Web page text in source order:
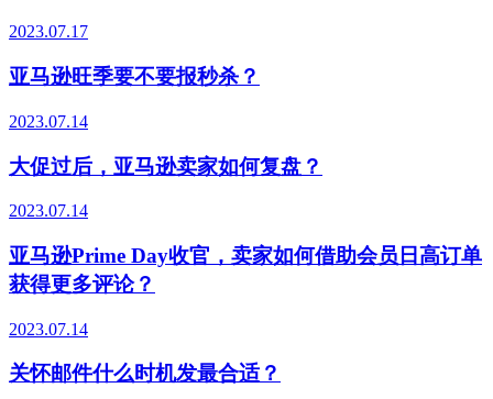
2023.07.17
亚马逊旺季要不要报秒杀？
2023.07.14
大促过后，亚马逊卖家如何复盘？
2023.07.14
亚马逊Prime Day收官，卖家如何借助会员日高订单
获得更多评论？
2023.07.14
关怀邮件什么时机发最合适？